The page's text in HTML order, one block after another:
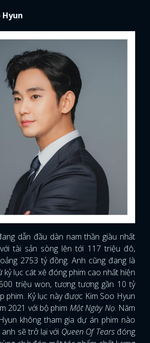
Hyun
dẫn đầu dàn nam thần giàu nhất
tài sản sòng lên tới 117 triệu đô,
2753 tỷ đồng. Anh cũng đang là
kỷ lục cát xê đóng phim cao nhất hiện
triệu won, tương tương gần 10 tỷ
phim. Kỷ lục này được Kim Soo Hyun
2021 với bộ phim Một Ngày Nọ. Năm
không tham gia dự án phim nào
sẽ trở lại với Queen Of Tearsđóng